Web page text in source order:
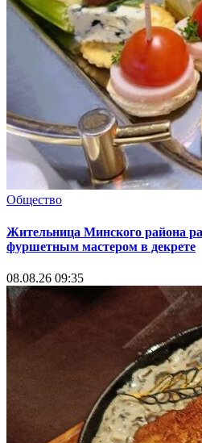
Общество
Жительница Минского района
фуршетным мастером в декрете
08.08.26 09:35